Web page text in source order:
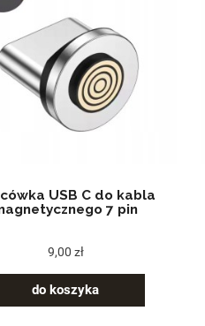
USB C do kabla
7 pin
9,00 zł
do koszyka